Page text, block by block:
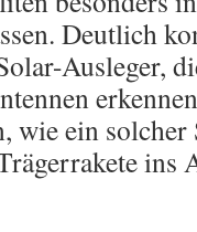
Deutlich
Ausleger,
wie ein solcher
ins